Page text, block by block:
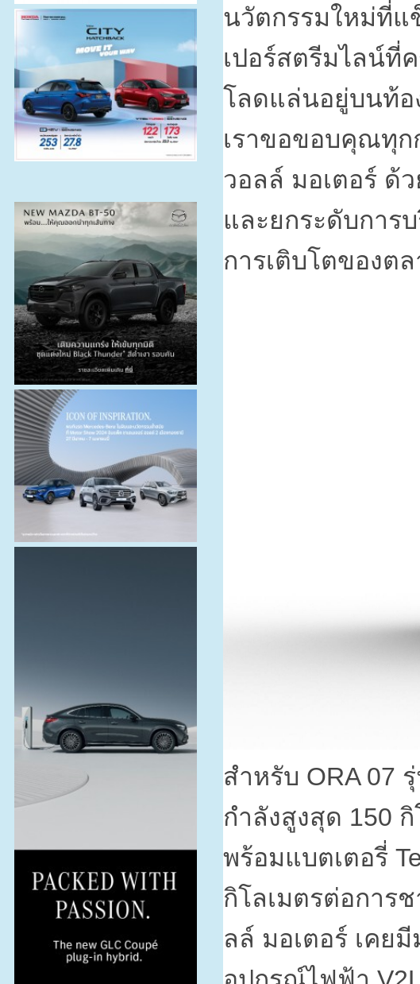
นวัตกรรมใหม่ที่แ
เปอร์สตรีมไลน์ที่
โลดแล่นอยู่บนท้
เราขอขอบคุณทุก
วอลล์ มอเตอร์ ด้
และยกระดับการ
การเติบโตของต
สำหรับ ORA 07
กำลังสูงสุด 150
พร้อมแบตเตอรี่
กิโลเมตรต่อการช
ลล์ มอเตอร์ เคย